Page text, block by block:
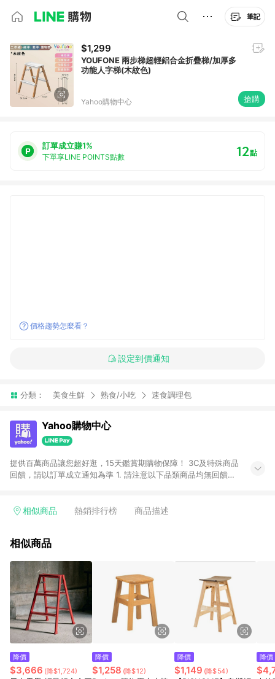
筆記
$1,299
YOUFONE 兩步梯超輕鋁合金折疊梯/加厚多
功能人字梯(木紋色)
Yahoo購物中心 搶購
訂單成立賺1%
下單享LINE POINTS點數 12點
價格趨勢怎麼看？
設定到價通知
分類： 美食生鮮 熟食/小吃 速食調理包
Yahoo購物中心
提供百萬商品讓您超好逛，15天鑑賞期購物保障！ 3C及特殊商品
回饋，請以訂單成立通知為準 1. 請注意以下品類商品均無回饋：
電玩/遊戲/相機/單眼/鏡頭/拍立得 [2024/6/1起適用] -內接硬
的購回饋活動享Yahoo超贈點回饋者 - 購物中心商店之商品：商
3. 訂單回饋金額將扣除運費/購物金/超贈點/福利金/紅利折抵/折
價券等虛擬貨幣折抵 4. 大宗採購或批發轉賣不具回饋資格： 如
有相關事證認定您為大宗採購、批發轉賣而非最終消費使用者，
相關認定以Yahoo購物中心之認定為準
相似商品 熱銷排行榜 商品描述
相似商品
降價
$3,666 (降$1,724)
降價
$1,258 (降$12)
降價
$1,149 (降$54)
降價